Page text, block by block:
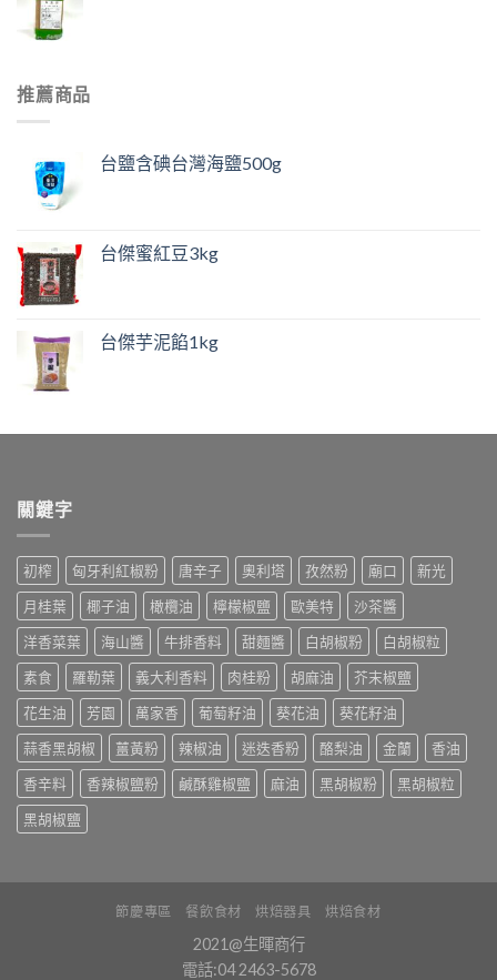
推薦商品
台鹽含碘台灣海鹽500g
台傑蜜紅豆3kg
台傑芋泥餡1kg
關鍵字
初榨 匈牙利紅椒粉 唐辛子 奧利塔 孜然粉 廟口
新光
月桂葉
椰子油 橄欖油 檸檬椒鹽 歐美特
沙茶醬
洋香菜葉
海山醬 牛排香料 甜麵醬 白胡椒粉
白胡椒粒
素食
羅勒葉 義大利香料 肉桂粉 胡麻油
芥末椒鹽
花生油
芳園 萬家香 葡萄籽油 葵花油
葵花籽油
蒜香黑胡椒
薑黃粉 辣椒油 迷迭香粉 酪梨油 金蘭
香油
香辛料
香辣椒鹽粉 鹹酥雞椒鹽 麻油 黑胡椒粉
黑胡椒粒
黑胡椒鹽
節慶專區 餐飲食材 烘焙器具 烘焙食材
2021@生暉商行
電話:04 2463-5678